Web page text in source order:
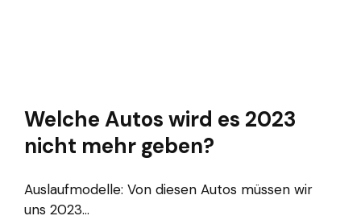
Welche Autos wird es 2023
nicht mehr geben?
Auslaufmodelle: Von diesen Autos müssen wir
uns 2023...